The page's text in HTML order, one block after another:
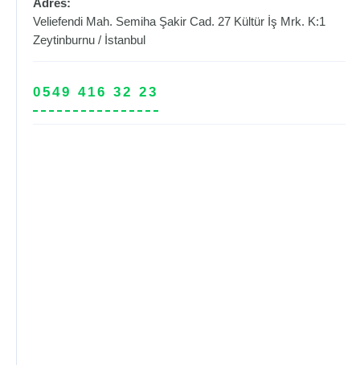
Adres:
Veliefendi Mah. Semiha Şakir Cad. 27 Kültür İş Mrk. K:1
Zeytinburnu / İstanbul
0549 416 32 23